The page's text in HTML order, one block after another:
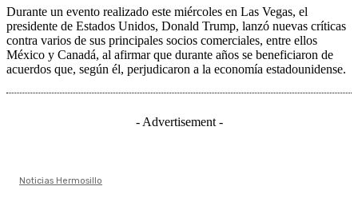
Durante un evento realizado este miércoles en Las Vegas, el
presidente de Estados Unidos, Donald Trump, lanzó nuevas críticas
contra varios de sus principales socios comerciales, entre ellos
México y Canadá, al afirmar que durante años se beneficiaron de
acuerdos que, según él, perjudicaron a la economía estadounidense.
- Advertisement -
Noticias Hermosillo